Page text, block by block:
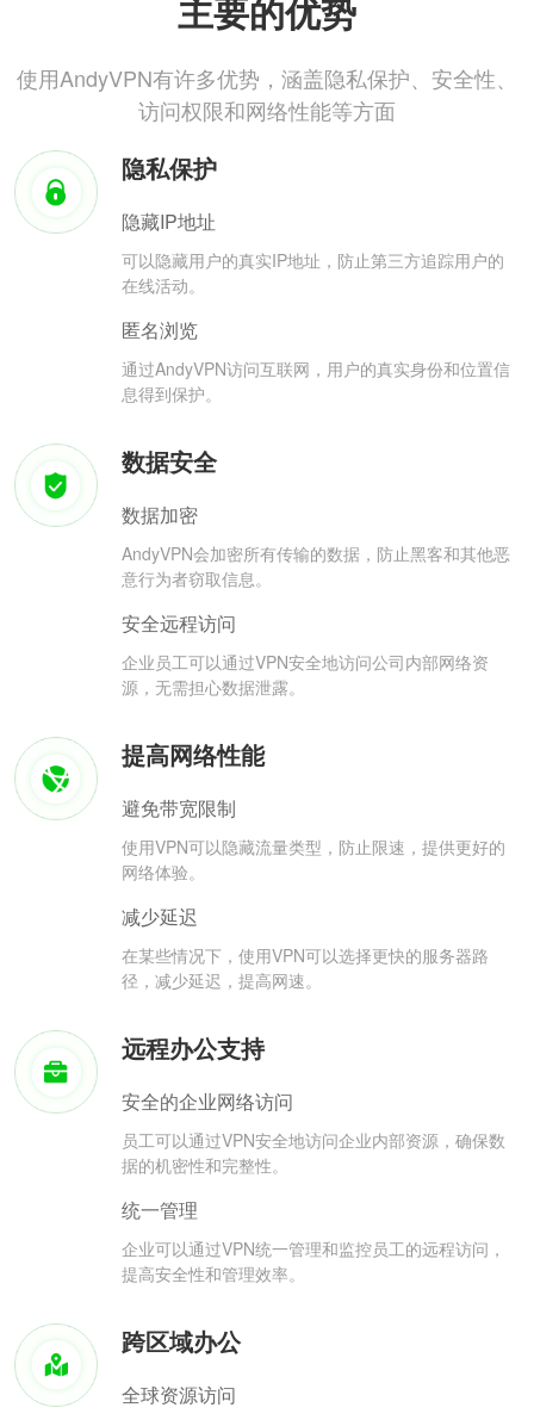
主要的优势
使用AndyVPN有许多优势，涵盖隐私保护、安全性、
访问权限和网络性能等方面
隐私保护
隐藏IP地址
可以隐藏用户的真实IP地址，防止第三方追踪用户的
在线活动。
匿名浏览
通过AndyVPN访问互联网，用户的真实身份和位置信
息得到保护。
数据安全
数据加密
AndyVPN会加密所有传输的数据，防止黑客和其他恶
意行为者窃取信息。
安全远程访问
企业员工可以通过VPN安全地访问公司内部网络资
源，无需担心数据泄露。
提高网络性能
避免带宽限制
使用VPN可以隐藏流量类型，防止限速，提供更好的
网络体验。
减少延迟
在某些情况下，使用VPN可以选择更快的服务器路
径，减少延迟，提高网速。
远程办公支持
安全的企业网络访问
员工可以通过VPN安全地访问企业内部资源，确保数
据的机密性和完整性。
统一管理
企业可以通过VPN统一管理和监控员工的远程访问，
提高安全性和管理效率。
跨区域办公
全球资源访问